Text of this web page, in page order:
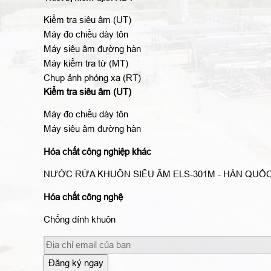
Kiểm tra siêu âm (UT)
Máy đo chiều dày tôn
Máy siêu âm đường hàn
Máy kiểm tra từ (MT)
Chụp ảnh phóng xạ (RT)
Kiểm tra siêu âm (UT)
Máy đo chiều dày tôn
Máy siêu âm đường hàn
Hóa chất công nghiệp khác
NƯỚC RỬA KHUÔN SIÊU ÂM ELS-301M - HÀN
Hóa chất công nghệ
Chống dính khuôn
Đăng ký ngay